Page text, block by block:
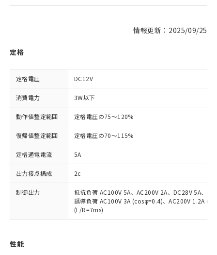
情報更新：2025/09/25
定格
定格電圧 DC12V
消費電力 3W以下
動作値整定範囲 定格電圧の75～120%
復帰値整定範囲 定格電圧の70～115%
定格通電電流 5A
出力接点構成 2c
制御出力
抵抗負荷 AC100V 5A、AC200V 2A、DC28V 5A、
誘導負荷 AC100V 3A (cosφ=0.4)、AC200V 1.2A
(L/R=7ms)
性能
※1 対応状況
対応済み：EU RoHS指令（10物質）の